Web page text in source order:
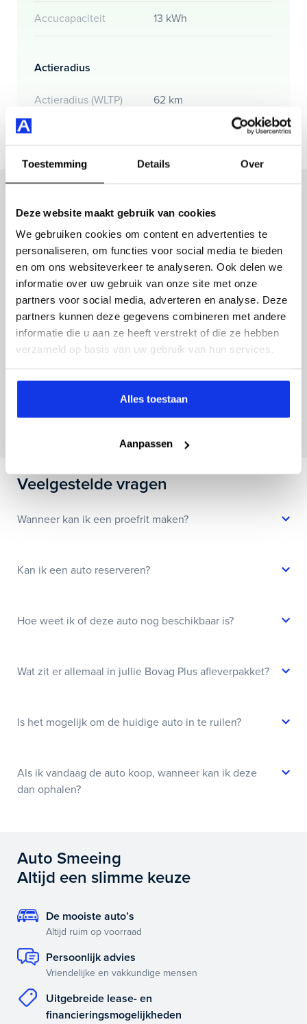
Toestemming Details Over
Deze website maakt gebruik van cookies
We gebruiken cookies om content en advertenties te
personaliseren, om functies voor social media te bieden
en om ons websiteverkeer te analyseren. Ook delen we
informatie over uw gebruik van onze site met onze
partners voor social media, adverteren en analyse. Deze
partners kunnen deze gegevens combineren met andere
informatie die u aan ze heeft verstrekt of die ze hebben
verzameld op basis van uw gebruik van hun services.
Alles toestaan
Aanpassen
Accucapaciteit 13 kWh
Actieradius
Actieradius (WLTP) 62 km
Vul hier je gegevens in en vergeet niet foto's van je
inruilauto mee te sturen.
Kenteken huidige auto Kilometerstand (bij benadering)
Inruilvoorstel aanvragen
Wanneer je foto’s meestuurt ontvang je op
maandag tot en met vrijdag binnen enkele uren
Veelgestelde vragen
Wanneer kan ik een proefrit maken?
Kan ik een auto reserveren?
Hoe weet ik of deze auto nog beschikbaar is?
Wat zit er allemaal in jullie Bovag Plus afleverpakket?
Is het mogelijk om de huidige auto in te ruilen?
Als ik vandaag de auto koop, wanneer kan ik deze
dan ophalen?
Auto Smeeing
Altijd een slimme keuze
De mooiste auto’s
Altijd ruim op voorraad
Persoonlijk advies
Vriendelijke en vakkundige mensen
Uitgebreide lease- en
financieringsmogelijkheden